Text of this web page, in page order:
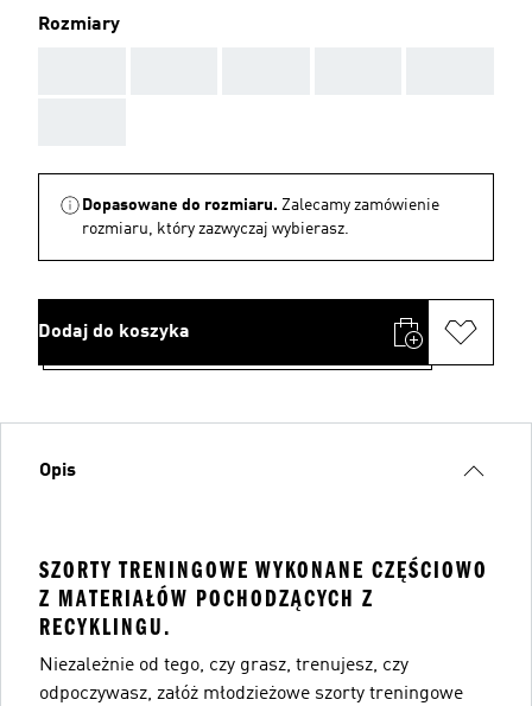
Rozmiary
Dopasowane do rozmiaru. Zalecamy zamówienie
rozmiaru, który zazwyczaj wybierasz.
Dodaj do koszyka
Opis
SZORTY TRENINGOWE WYKONANE CZĘŚCIOWO
Z MATERIAŁÓW POCHODZĄCYCH Z
RECYKLINGU.
Niezależnie od tego, czy grasz, trenujesz, czy
odpoczywasz, załóż młodzieżowe szorty treningowe